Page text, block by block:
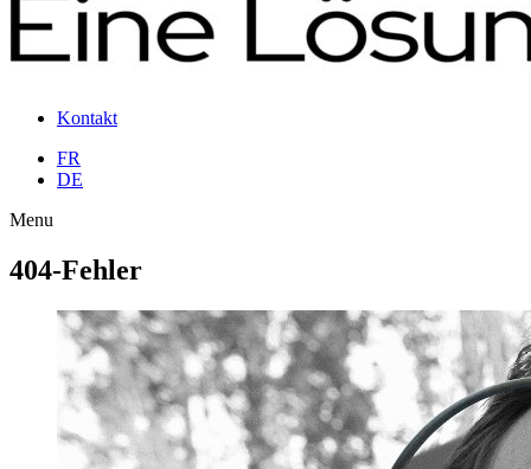
Kontakt
FR
DE
Menu
404-Fehler